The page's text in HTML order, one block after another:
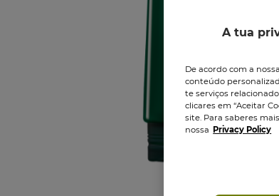
A tua
De acordo com a
conteúdo
te serviços
clicares em “Aceitar
site. Para saberes
nossa Privacy Policy